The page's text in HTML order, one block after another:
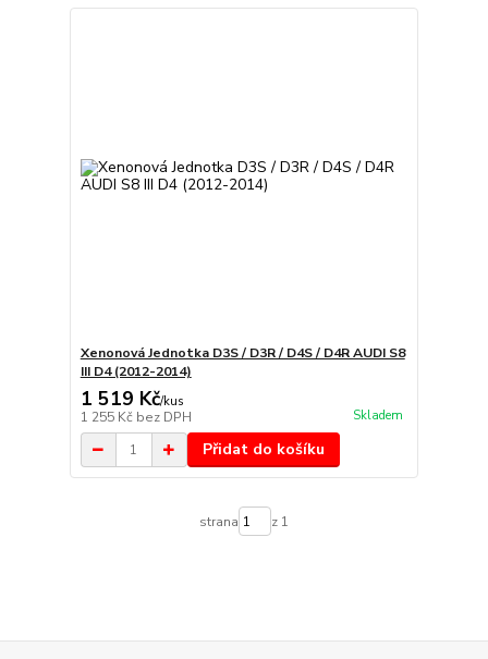
Xenonová Jednotka D3S / D3R / D4S / D4R AUDI S8
III D4 (2012-2014)
1 519 Kč/kus
1 255 Kč bez DPH Skladem
Přidat do košíku
strana z 1